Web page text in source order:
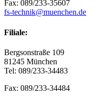
Fax: 089/233-35607
fs-technik@muenchen.de
Filiale:
Bergsonstraße 109
81245 München
Tel: 089/233-34483
Fax: 089/233-34484